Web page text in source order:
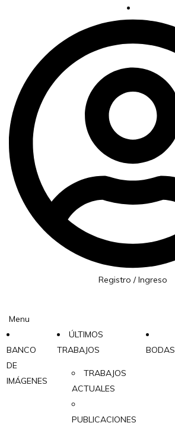
Registro / Ingreso
Menu
BANCO
DE
IMÁGENES
ÚLTIMOS
TRABAJOS
TRABAJOS
ACTUALES
PUBLICACIONES
BODAS